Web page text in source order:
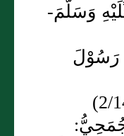
وَسَلَّمَ-
رَسُوْلَ